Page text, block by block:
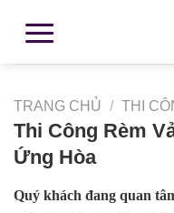
TRANG CHỦ / THI
Thi Công Rèm
Ứng Hòa
Quý khách đang quan